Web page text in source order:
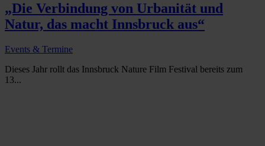
„Die Verbindung von Urbanität und
Natur, das macht Innsbruck aus“
Events & Termine
Dieses Jahr rollt das Innsbruck Nature Film Festival bereits zum
13...